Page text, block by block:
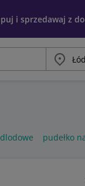
i sprzedawaj z
Miasto
pudełko